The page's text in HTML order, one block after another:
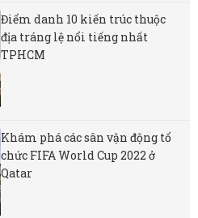
Điểm danh 10 kiến trúc thuộc
địa tráng lệ nổi tiếng nhất
TPHCM
Khám phá các sân vận động tổ
chức FIFA World Cup 2022 ở
Qatar